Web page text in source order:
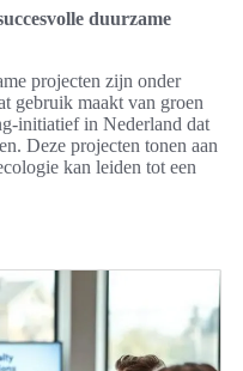
duurzame
projecten zijn onder
gebruik maakt van groen
initiatief in Nederland dat
Deze projecten tonen aan
kan leiden tot een